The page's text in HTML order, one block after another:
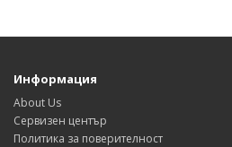
Информация
About Us
Сервизен център
Политика за поверителност